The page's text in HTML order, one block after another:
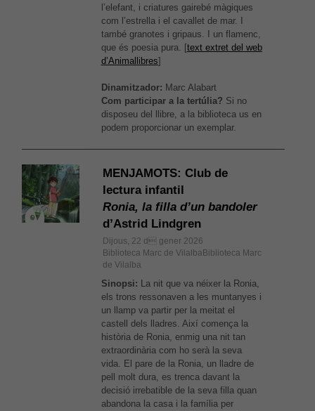
l’elefant, i criatures gairebé màgiques
com l’estrella i el cavallet de mar. I
també granotes i gripaus. I un flamenc,
que és poesia pura. [text extret del web
d’Animallibres]
Dinamitzador: Marc Alabart
Com participar a la tertúlia? Si no
disposeu del llibre, a la biblioteca us en
podem proporcionar un exemplar.
MENJAMOTS: Club de
lectura infantil
Ronia, la filla d’un bandoler
d’Astrid Lindgren
Dijous, 22 d gener 2026
Biblioteca Marc de VilalbaBiblioteca Marc
de Vilalba
Sinopsi: La nit que va néixer la Ronia,
els trons ressonaven a les muntanyes i
un llamp va partir per la meitat el
castell dels lladres. Així comença la
història de Ronia, enmig una nit tan
extraordinària com ho serà la seva
vida. El pare de la Ronia, un lladre de
pell molt dura, es trenca davant la
decisió irrebatible de la seva filla quan
abandona la casa i la família per